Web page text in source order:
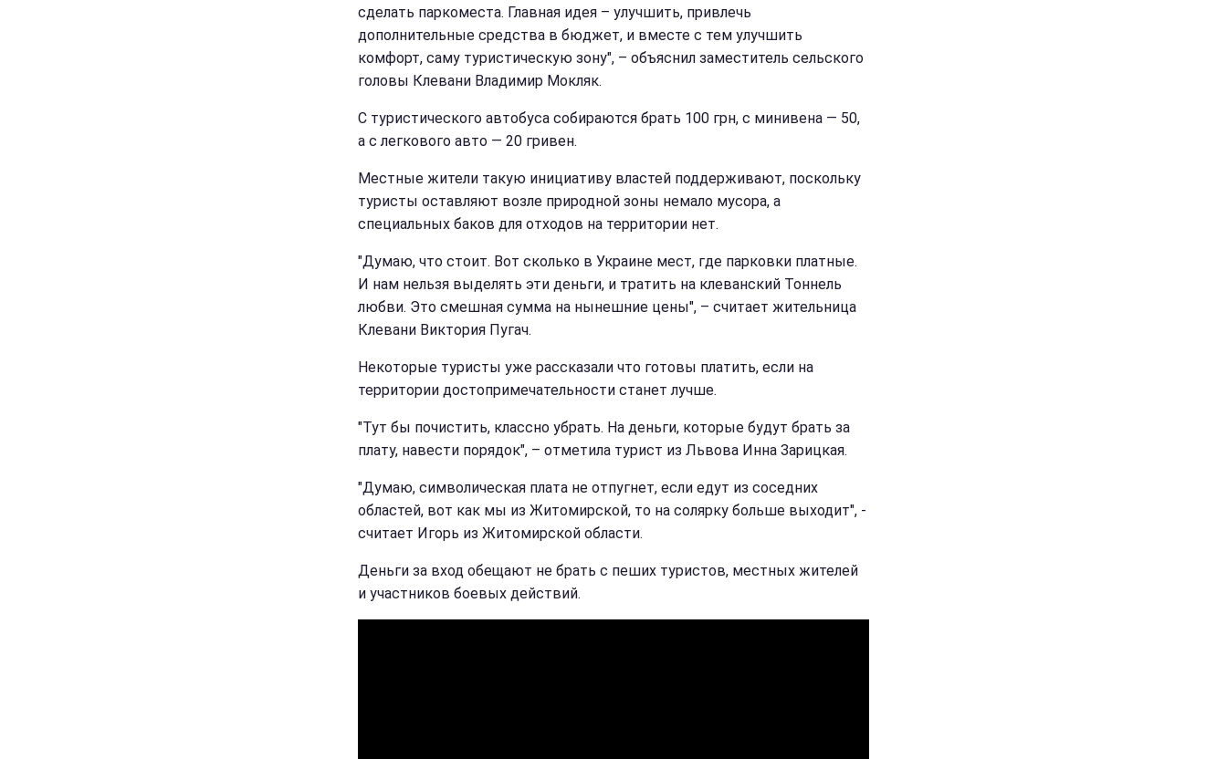
сделать паркоместа. Главная идея – улучшить, привлечь
дополнительные средства в бюджет, и вместе с тем улучшить
комфорт, саму туристическую зону", – объяснил заместитель сельского
головы Клевани Владимир Мокляк.
С туристического автобуса собираются брать 100 грн, с минивена — 50,
а с легкового авто — 20 гривен.
Местные жители такую инициативу властей поддерживают, поскольку
туристы оставляют возле природной зоны немало мусора, а
специальных баков для отходов на территории нет.
"Думаю, что стоит. Вот сколько в Украине мест, где парковки платные.
И нам нельзя выделять эти деньги, и тратить на клеванский Тоннель
любви. Это смешная сумма на нынешние цены", – считает жительница
Клевани Виктория Пугач.
Некоторые туристы уже рассказали что готовы платить, если на
территории достопримечательности станет лучше.
"Тут бы почистить, классно убрать. На деньги, которые будут брать за
плату, навести порядок", – отметила турист из Львова Инна Зарицкая.
"Думаю, символическая плата не отпугнет, если едут из соседних
областей, вот как мы из Житомирской, то на солярку больше выходит", -
считает Игорь из Житомирской области.
Деньги за вход обещают не брать с пеших туристов, местных жителей
и участников боевых действий.